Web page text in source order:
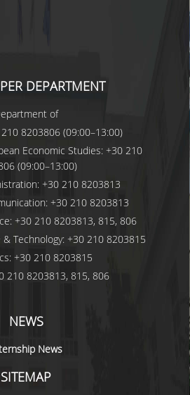
DEPARTMENT
of
8203806 (09:00–13:00)
Economic Studies: +30 210
(09:00–13:00)
+30 210 8203813
+30 210 8203813
+30 210 8203813, 815, 806
Technology: +30 210 8203815
+30 210 8203815
210 8203813, 815, 806
NEWS
News
SITEMAP